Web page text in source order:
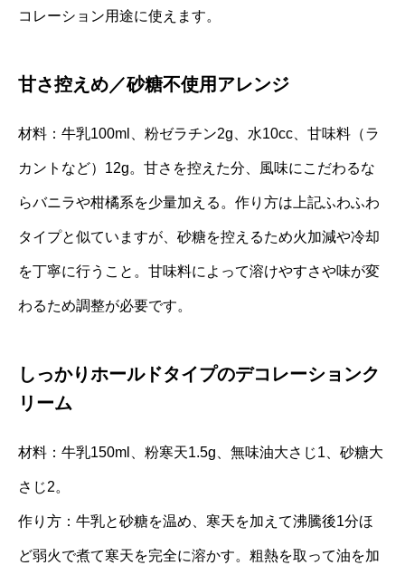
コレーション用途に使えます。
甘さ控えめ／砂糖不使用アレンジ
材料：牛乳100ml、粉ゼラチン2g、水10cc、甘味料（ラ
カントなど）12g。甘さを控えた分、風味にこだわるな
らバニラや柑橘系を少量加える。作り方は上記ふわふわ
タイプと似ていますが、砂糖を控えるため火加減や冷却
を丁寧に行うこと。甘味料によって溶けやすさや味が変
わるため調整が必要です。
しっかりホールドタイプのデコレーションク
リーム
材料：牛乳150ml、粉寒天1.5g、無味油大さじ1、砂糖大
さじ2。
作り方：牛乳と砂糖を温め、寒天を加えて沸騰後1分ほ
ど弱火で煮て寒天を完全に溶かす。粗熱を取って油を加